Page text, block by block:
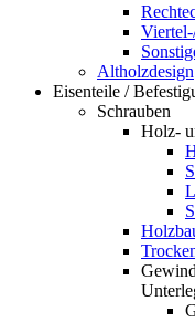
Altholzdesign
Eisenteile /
Schrauben
Holz-